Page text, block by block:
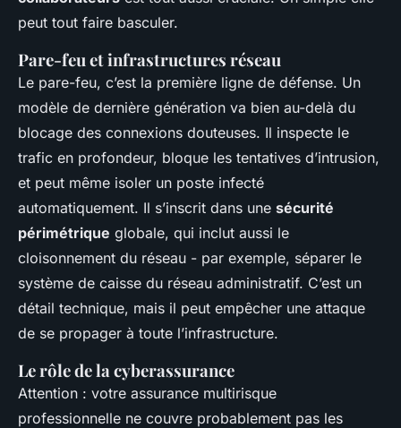
peut tout faire basculer.
Pare-feu et infrastructures réseau
Le pare-feu, c’est la première ligne de défense. Un
modèle de dernière génération va bien au-delà du
blocage des connexions douteuses. Il inspecte le
trafic en profondeur, bloque les tentatives d’intrusion,
et peut même isoler un poste infecté
automatiquement. Il s’inscrit dans une sécurité
périmétrique globale, qui inclut aussi le
cloisonnement du réseau - par exemple, séparer le
système de caisse du réseau administratif. C’est un
détail technique, mais il peut empêcher une attaque
de se propager à toute l’infrastructure.
Le rôle de la cyberassurance
Attention : votre assurance multirisque
professionnelle ne couvre probablement pas les